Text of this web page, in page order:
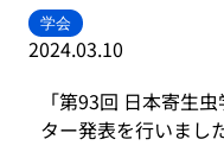
学会
2024.03.10
「第93回 日本寄生
ター発表を行いまし